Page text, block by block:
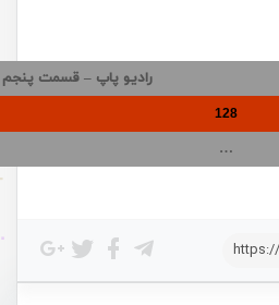
رادیو پاپ – قسمت پنجم
128
…